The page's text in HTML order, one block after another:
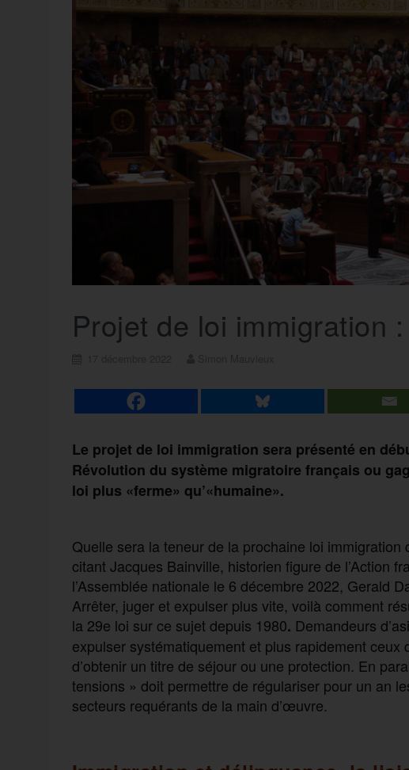
Projet de loi immigration
Le projet de loi immigration sera présenté en
Révolution du système migratoire français ou
loi plus «ferme» qu’«humaine».
Quelle sera la teneur de la prochaine loi
citant Jacques Bainville, historien figure de l’Action
l’Assemblée nationale le 6 décembre 2022, Gerald
Arrêter, juger et expulser plus vite, voilà comment
la 29e loi sur ce sujet depuis 1980. Demandeurs
expulser systématiquement et plus rapidement
d’obtenir un titre de séjour ou une protection. En
tensions » doit permettre de régulariser pour un an
secteurs requérants de la main d’œuvre.